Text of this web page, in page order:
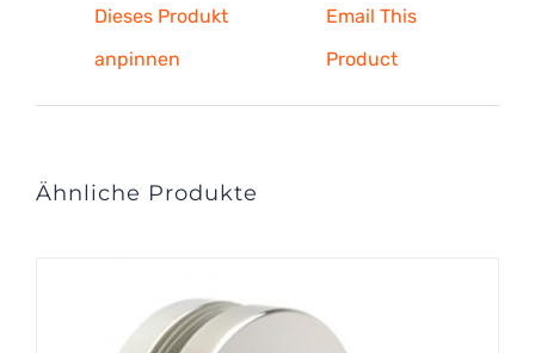
Dieses Produkt
anpinnen
Email This
Product
Ähnliche Produkte